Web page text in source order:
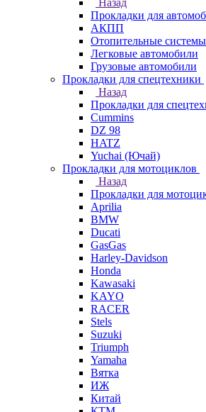
Назад
Прокладки для
АКПП
Отопительные системы
Легковые автомобили
Грузовые автомобили
Прокладки для спецтехники
Назад
Прокладки для
Cummins
DZ 98
HATZ
Yuchai (Ючай)
Прокладки для мотоциклов
Назад
Прокладки для
Aprilia
BMW
Ducati
GasGas
Harley-Davidson
Honda
Kawasaki
KAYO
RACER
Stels
Suzuki
Triumph
Yamaha
Вятка
ИЖ
Китай